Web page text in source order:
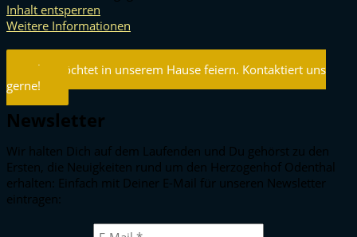
Inhalt entsperren
Weitere Informationen
Ihr möchtet in unserem Hause feiern. Kontaktiert uns
gerne!
Newsletter
Wir halten Dich auf dem Laufenden und Du gehörst zu den
Ersten, die Neuigkeiten rund um den Herzogenhof Odenthal
erhalten: Einfach mit Deiner E-Mail für unseren Newsletter
eintragen: